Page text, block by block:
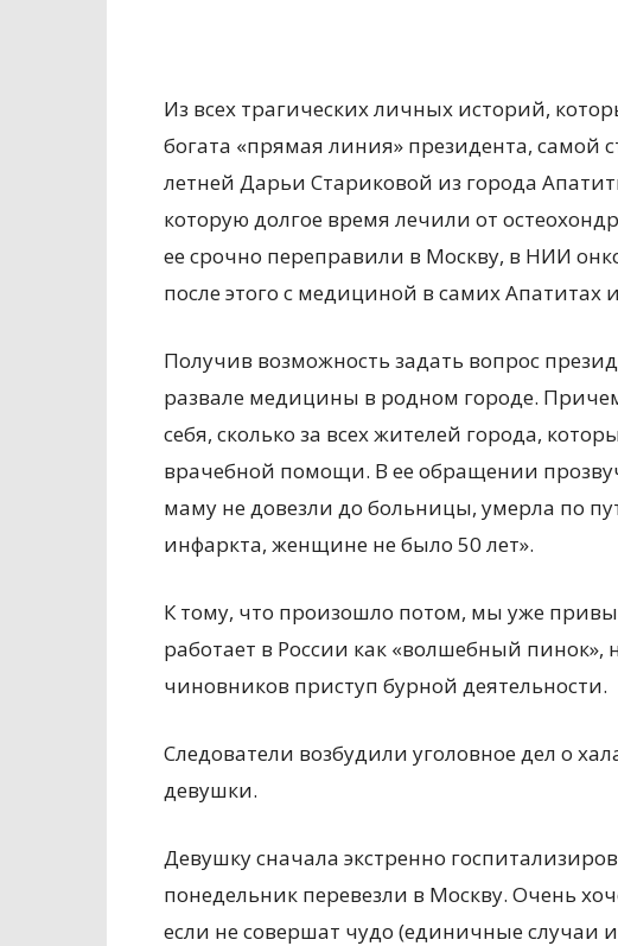
Из всех трагических личных историй,
богата «прямая линия» президента, самой
летней Дарьи Стариковой из города
которую долгое время лечили от
ее срочно переправили в Москву, в НИИ
после этого с медициной в самих Апатитах
Получив возможность задать вопрос
развале медицины в родном городе.
себя, сколько за всех жителей города,
врачебной помощи. В ее обращении
маму не довезли до больницы, умерла по
инфаркта, женщине не было 50 лет».
К тому, что произошло потом, мы уже
работает в России как «волшебный
чиновников приступ бурной деятельности.
Следователи возбудили уголовное дел о
девушки.
Девушку сначала экстренно
понедельник перевезли в Москву. Очень
если не совершат чудо (единичные случаи